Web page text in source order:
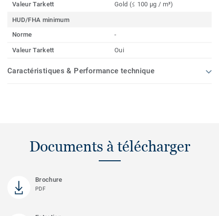
Valeur Tarkett Gold (≤ 100 µg / m³)
HUD/FHA minimum
Norme
-
Valeur Tarkett Oui
Caractéristiques & Performance technique
Documents à télécharger
Brochure
PDF